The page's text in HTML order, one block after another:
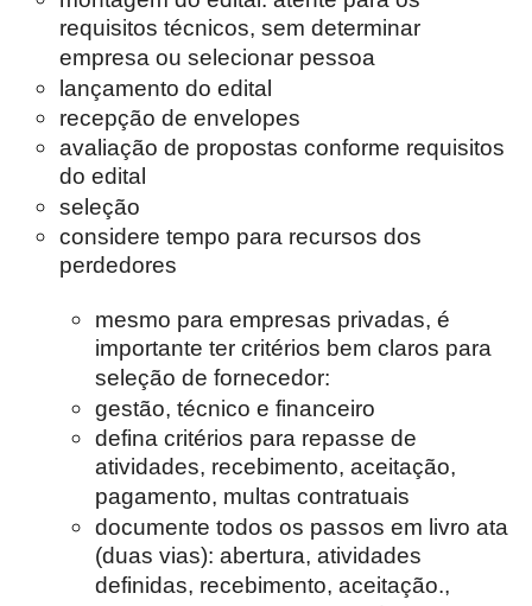
requisitos técnicos, sem determinar
empresa ou selecionar pessoa
lançamento do edital
recepção de envelopes
avaliação de propostas conforme requisitos
do edital
seleção
considere tempo para recursos dos
perdedores
mesmo para empresas privadas, é
importante ter critérios bem claros para
seleção de fornecedor:
gestão, técnico e financeiro
defina critérios para repasse de
atividades, recebimento, aceitação,
pagamento, multas contratuais
documente todos os passos em livro ata
(duas vias): abertura, atividades
definidas, recebimento, aceitação.,